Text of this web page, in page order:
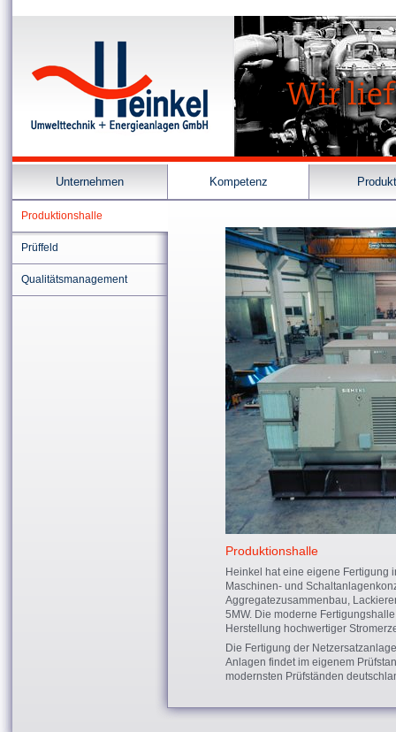
Unternehmen Kompetenz
Produktionshalle
Prüffeld
Qualitätsmanagement
Produktionshalle
Heinkel hat eine eigene Fertigung
Maschinen- und
Aggregatezusammenbau,
5MW. Die moderne
Herstellung hochwertiger
Die Fertigung der
Anlagen findet im eigenem
modernsten Prüfständen